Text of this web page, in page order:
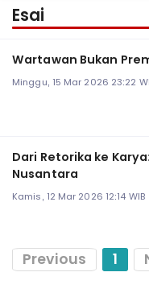
Esai
Wartawan Bukan
Minggu, 15 Mar 2026 23:22
Dari Retorika ke
Nusantara
Kamis, 12 Mar 2026 12:14 WIB
Previous 1